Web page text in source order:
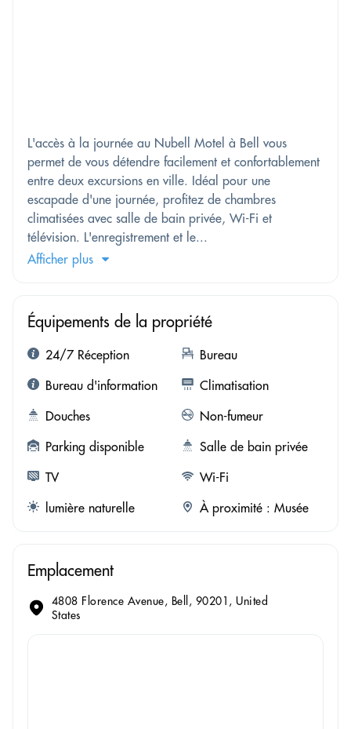
L'accès à la journée au Nubell Motel à Bell vous
permet de vous détendre facilement et confortablement
entre deux excursions en ville. Idéal pour une
escapade d'une journée, profitez de chambres
climatisées avec salle de bain privée, Wi-Fi et
télévision. L'enregistrement et le...
Afficher plus
Équipements de la propriété
24/7 Réception
Bureau
Bureau d'information
Climatisation
Douches
Non-fumeur
Parking disponible
Salle de bain privée
TV
Wi-Fi
lumière naturelle
À proximité : Musée
Emplacement
4808 Florence Avenue, Bell, 90201, United
States